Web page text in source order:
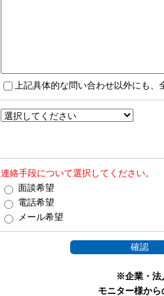
上記具体的な問い合わせ以外にも、
連絡手段について選択してください。
面談希望
電話希望
メール希望
※企業・法
モニター様から